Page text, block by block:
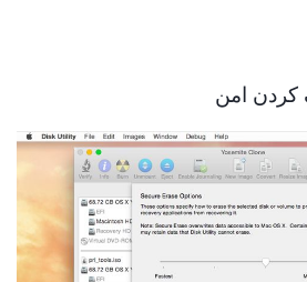
کردن امن